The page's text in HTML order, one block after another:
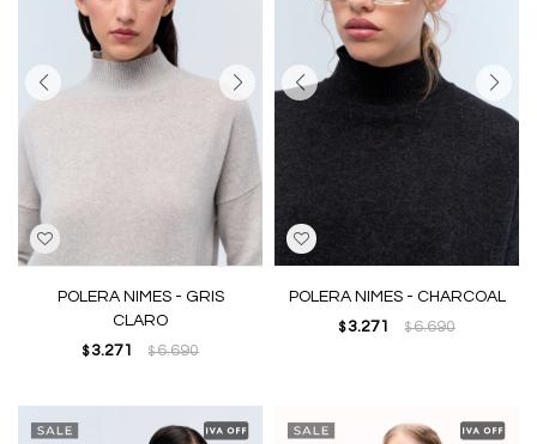
POLERA NIMES - GRIS
CLARO
$ 3.271 $6.690
POLERA NIMES - CHARCOAL
$ 3.271 $6.690